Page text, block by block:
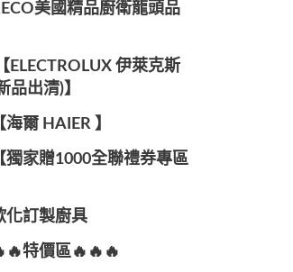
美國精品廚衛龍頭品
ELECTROLUX 伊萊克斯
品出清)】
爾 HAIER 】
家贈1000全聯禮券專區
化訂製廚具
特價區🔥🔥🔥